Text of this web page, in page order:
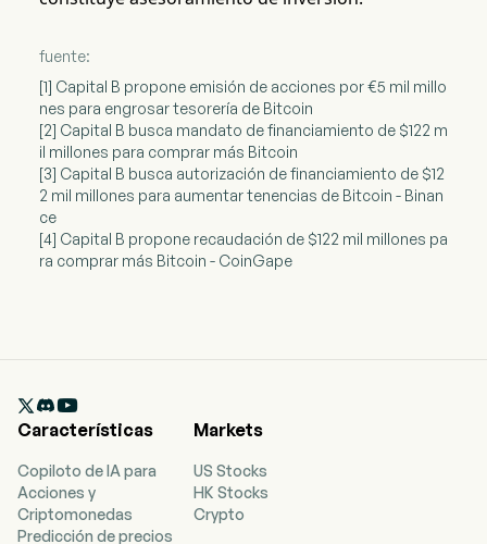
fuente:
[1] Capital B propone emisión de acciones por €5 mil millo
nes para engrosar tesorería de Bitcoin
[2] Capital B busca mandato de financiamiento de $122 m
il millones para comprar más Bitcoin
[3] Capital B busca autorización de financiamiento de $12
2 mil millones para aumentar tenencias de Bitcoin - Binan
ce
[4] Capital B propone recaudación de $122 mil millones pa
ra comprar más Bitcoin - CoinGape

Características
Copiloto de IA para
Acciones y
Criptomonedas
Predicción de precios
Markets
US Stocks
HK Stocks
Crypto